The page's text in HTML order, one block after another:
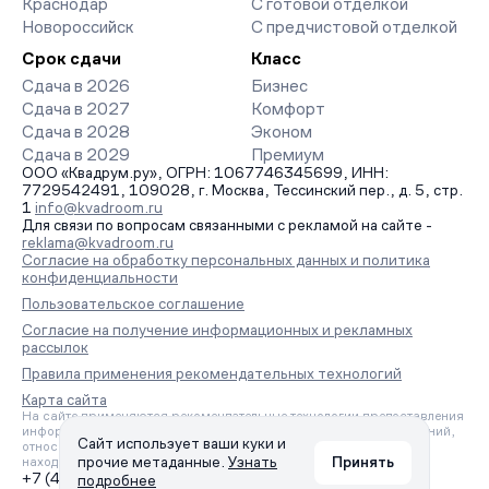
Краснодар
Новороссийск
С готовой отделкой
С предчистовой отделкой
Срок сдачи
Сдача в 2026
Сдача в 2027
Сдача в 2028
Сдача в 2029
Класс
Бизнес
Комфорт
Эконом
Премиум
ООО «Квадрум.ру», ОГРН: 1067746345699, ИНН:
7729542491, 109028, г. Москва, Тессинский пер., д. 5, стр.
1 info@kvadroom.ru
Для связи по вопросам связанными с рекламой на сайте -
reklama@kvadroom.ru
Согласие на обработку персональных данных и политика
конфиденциальности
Пользовательское соглашение
Согласие на получение информационных и рекламных
рассылок
Правила применения рекомендательных технологий
Карта сайта
На сайте применяются рекомендательные технологии предоставления
информации на основе сбора, систематизации и анализа сведений,
относящихся к предпочтениям пользователей сети «Интернет»,
находящихся на территории Российской Федерации.
+7 (495) 157-88-80
Сайт использует ваши куки и
прочие метаданные. Узнать
подробнее
Принять